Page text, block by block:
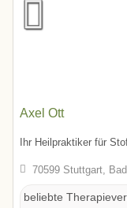
Axel Ott
Ihr Heilpraktiker für
70599 Stuttgart,
beliebte